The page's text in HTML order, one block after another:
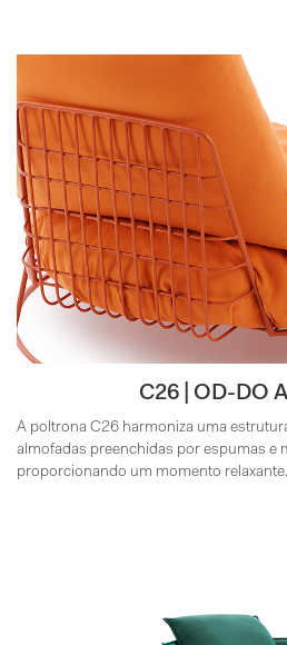
C26 | OD-DO
A poltrona C26 harmoniza uma
almofadas preenchidas por espumas e
proporcionando um momento relaxante.